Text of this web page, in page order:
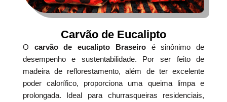
Carvão de Eucalipto
O carvão de eucalipto Braseiroé sinônimo de
desempenho e sustentabilidade. Por ser feito de
madeira de reflorestamento, além de ter excelente
poder calorífico, proporciona uma queima limpa e
prolongada. Ideal para churrasqueiras residenciais,